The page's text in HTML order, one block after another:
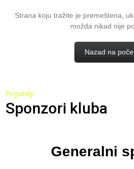
Strana koju tražite je premeštena,
možda nikad nije
Nazad na
Prijatelji
Sponzori kluba
Generalni